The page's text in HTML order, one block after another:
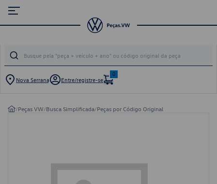
Nova Serrana Entre/registre-se
0
/Peças VW/Busca Simplificada/Peças por Código Original